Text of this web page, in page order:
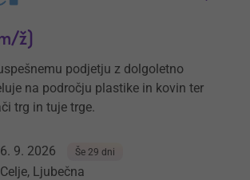
ž)
podjetju z dolgoletno
na področju plastike in kovin ter
trg in tuje trge.
6. 9. 2026 Še 29 dni
Celje, Ljubečna